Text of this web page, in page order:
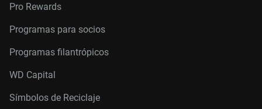
Pro Rewards
Programas para socios
Programas filantrópicos
WD Capital
Símbolos de Reciclaje